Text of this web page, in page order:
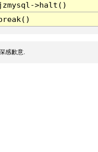
>halt()
感歉意.